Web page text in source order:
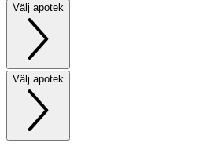
Välj apotek
Välj apotek